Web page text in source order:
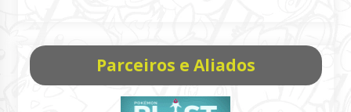
Parceiros e Aliados